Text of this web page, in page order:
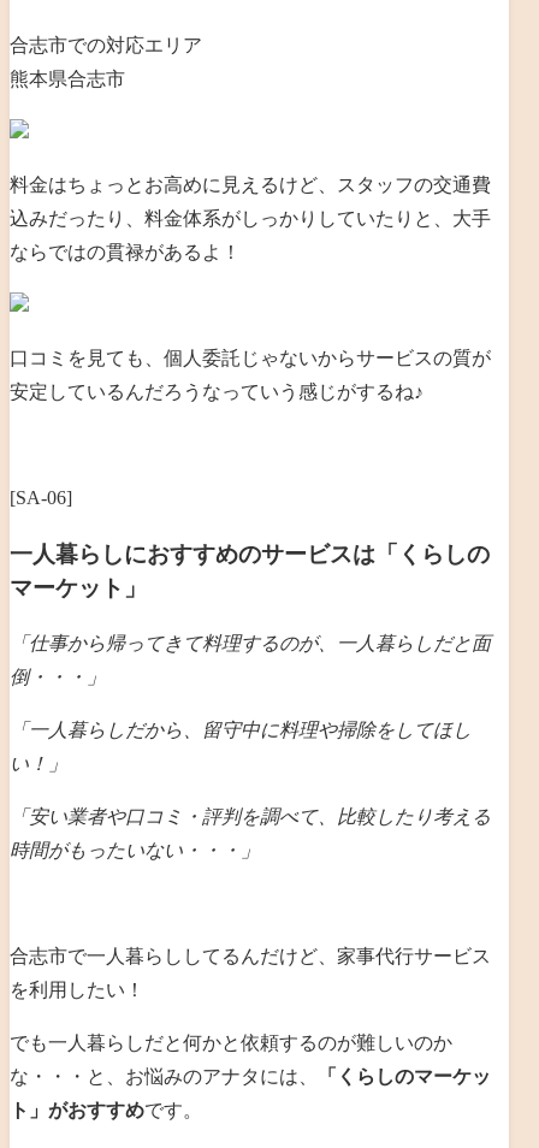
合志市での対応エリア
熊本県合志市
料金はちょっとお高めに見えるけど、スタッフの交通費
込みだったり、料金体系がしっかりしていたりと、大手
ならではの貫禄があるよ！
口コミを見ても、個人委託じゃないからサービスの質が
安定しているんだろうなっていう感じがするね♪
[SA-06]
一人暮らしにおすすめのサービスは「くらしの
マーケット」
「仕事から帰ってきて料理するのが、一人暮らしだと面
倒・・・」
「一人暮らしだから、留守中に料理や掃除をしてほし
い！」
「安い業者や口コミ・評判を調べて、比較したり考える
時間がもったいない・・・」
合志市で一人暮らししてるんだけど、家事代行サービス
を利用したい！
でも一人暮らしだと何かと依頼するのが難しいのか
な・・・と、お悩みのアナタには、
「くらしのマーケッ
ト」がおすすめです。